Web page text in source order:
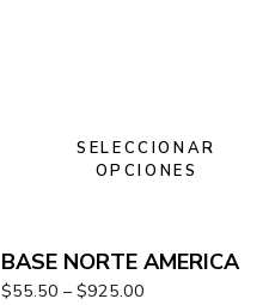
SELECCIONAR
OPCIONES
BASE NORTE AMERICA
$55.50 – $925.00